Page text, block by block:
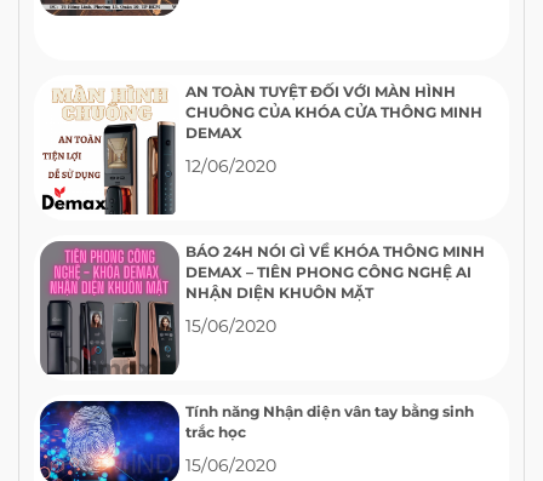
AN TOÀN TUYỆT ĐỐI VỚI MÀN HÌNH
CHUÔNG CỦA KHÓA CỬA THÔNG MINH
DEMAX
12/06/2020
BÁO 24H NÓI GÌ VỀ KHÓA THÔNG MINH
DEMAX – TIÊN PHONG CÔNG NGHỆ AI
NHẬN DIỆN KHUÔN MẶT
15/06/2020
Tính năng Nhận diện vân tay bằng sinh
trắc học
15/06/2020